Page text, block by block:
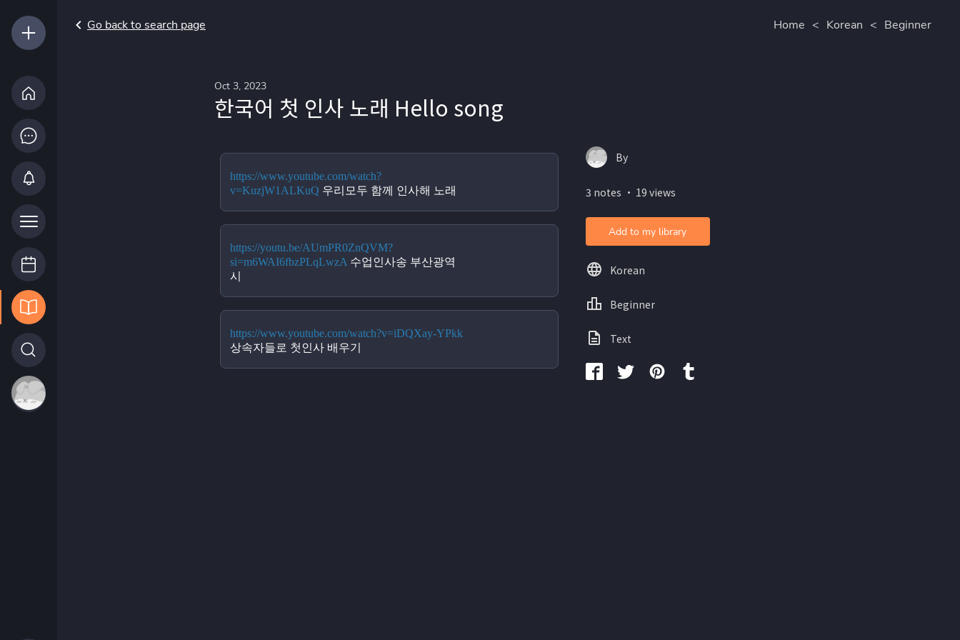
Go back to search page Home < Korean < Beginner
Oct 3, 2023
한국어 첫 인사 노래 Hello song
https://www.youtube.com/watch?
v=KuzjW1ALKuQ 우리모두 함께 인사해 노래
https://youtu.be/AUmPR0ZnQVM?
si=m6WAI6fbzPLqLwzA 수업인사송 부산광역
시
https://www.youtube.com/watch?v=iDQXay-YPkk
상속자들로 첫인사 배우기
By
3 notes ・ 19 views
Add to my library
Korean
Beginner
Text